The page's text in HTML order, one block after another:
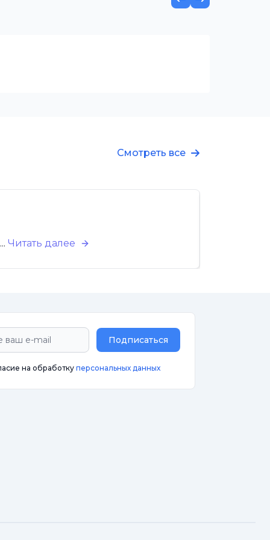
Смотреть все
Читать далее
Подписаться
на обработкуперсональных данных